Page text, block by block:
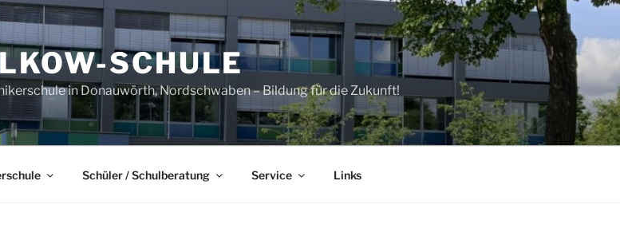
SCHULE
in Donauwörth, Nordschwaben – Bildung für die Zukunft!
Schüler / Schulberatung Service Links